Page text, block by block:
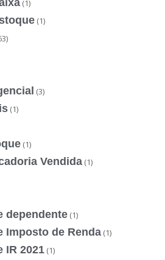
(1)
(1)
(3)
(1)
(1)
Vendida (1)
dependente (1)
Imposto de Renda (1)
IR 2021 (1)